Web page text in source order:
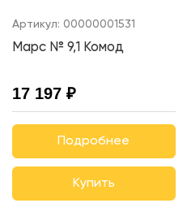
Артикул: 00000001531
Марс № 9,1 Комод
17 197 ₽
Подробнее
Купить